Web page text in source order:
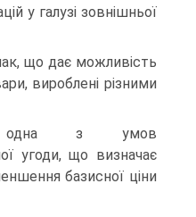
у галузі зовнішньої
що дає можливість
вироблені різними
з умов
угоди, що визначає
базисної ціни